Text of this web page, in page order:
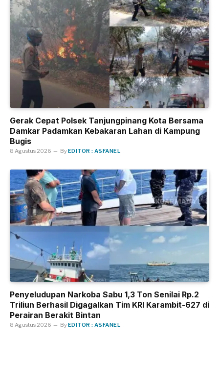
Gerak Cepat Polsek Tanjungpinang Kota Bersama
Damkar Padamkan Kebakaran Lahan di Kampung
Bugis
8 Agustus 2026 ByEDITOR : ASFANEL
Penyeludupan Narkoba Sabu 1,3 Ton Senilai Rp.2
Triliun Berhasil Digagalkan Tim KRI Karambit-627 di
Perairan Berakit Bintan
8 Agustus 2026 ByEDITOR : ASFANEL